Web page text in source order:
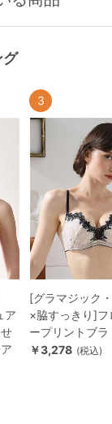
グ
ア
3
[グラマジック
×脇すっきり]フ
ープリントブラ
￥3,278 (税込)